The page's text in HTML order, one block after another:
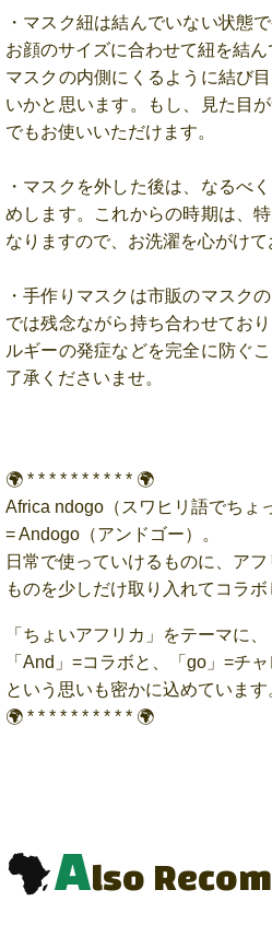
・マスク紐は結んでいない状態
お顔のサイズに合わせて紐を結ん
マスクの内側にくるように結び
いかと思います。もし、見た目
でもお使いいただけます。
・マスクを外した後は、なるべ
めします。これからの時期は、
なりますので、お洗濯を心がけて
・手作りマスクは市販のマスク
では残念ながら持ち合わせてお
ルギーの発症などを完全に防ぐ
了承くださいませ。
🌍 * * * * * * * * * * 🌍
Africa ndogo（スワヒリ語でちょ
= Andogo（アンドゴー）。
日常で使っていけるものに、ア
ものを少しだけ取り入れてコラボ
「ちょいアフリカ」をテーマに、
「And」=コラボと、「go」=チャ
という思いも密かに込めています
🌍 * * * * * * * * * * 🌍
Also